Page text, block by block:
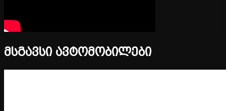
მსგავსი ავტომობილები